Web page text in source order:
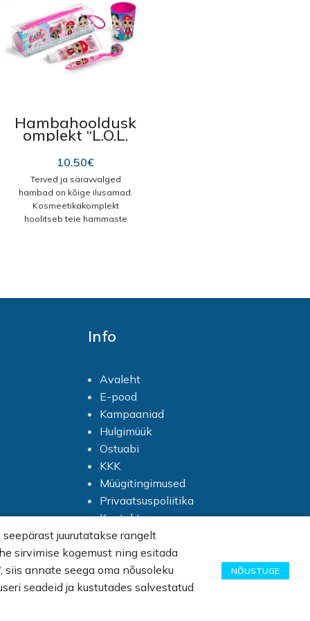
Hambahooldusk
omplekt “L.O.L.
Surprise”
10.50€
Terved ja säravvalged
hambad on kõige ilusamad.
Kosmeetikakomplekt
hoolitseb teie hammaste
mugav käes hoida
eest
takistab hambaaukude
teket
Komplekti kuuluvad:
Reisikarbiga hambahari
lastele 1 tk
Tass 1 tk
Laste hambapasta 75 ml
Info
Avaleht
E-pood
Kampaaniad
Hulgimüük
Ostuabi
KKK
Müügitingimused
Privaatsuspoliitika
Kontakt
juurutatakse rangelt
sirvimise kogemust ning esitada
annate seega oma nõusoleku
seadeid ja kustutades salvestatud
NÕUSTUGE